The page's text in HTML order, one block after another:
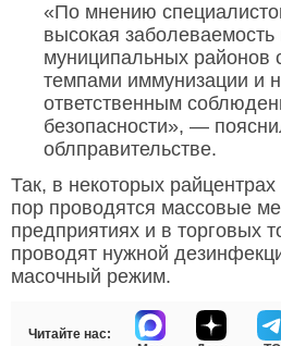
«По мнению
высокая
муниципальных районов
темпами иммунизации и
ответственным
безопасности», —
облправительстве.
Так, в некоторых
пор проводятся массовые
предприятиях и в торговых
проводят нужной
масочный режим.
Читайте нас: